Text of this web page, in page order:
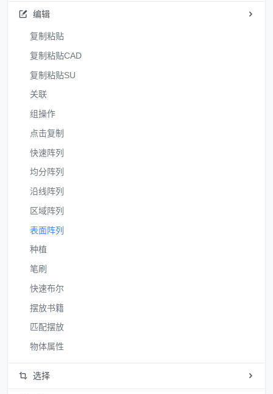
编辑
复制粘贴
复制粘贴CAD
复制粘贴SU
关联
组操作
点击复制
快速阵列
均分阵列
沿线阵列
区域阵列
表面阵列
种植
笔刷
快速布尔
摆放书籍
匹配摆放
物体属性
选择